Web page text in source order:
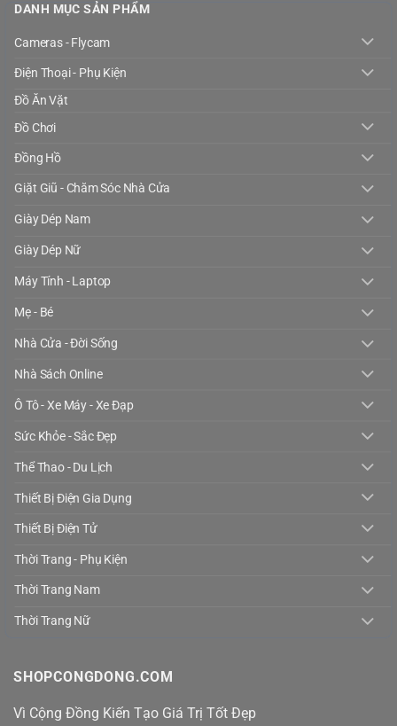
DANH MỤC SẢN PHẨM
Cameras - Flycam
Điện Thoại - Phụ Kiện
Đồ Ăn Vặt
Đồ Chơi
Đồng Hồ
Giặt Giũ - Chăm Sóc Nhà Cửa
Giày Dép Nam
Giày Dép Nữ
Máy Tính - Laptop
Mẹ - Bé
Nhà Cửa - Đời Sống
Nhà Sách Online
Ô Tô - Xe Máy - Xe Đạp
Sức Khỏe - Sắc Đẹp
Thể Thao - Du Lịch
Thiết Bị Điện Gia Dụng
Thiết Bị Điện Tử
Thời Trang - Phụ Kiện
Thời Trang Nam
Thời Trang Nữ
SHOPCONGDONG.COM
Vì Cộng Đồng Kiến Tạo Giá Trị Tốt Đẹp